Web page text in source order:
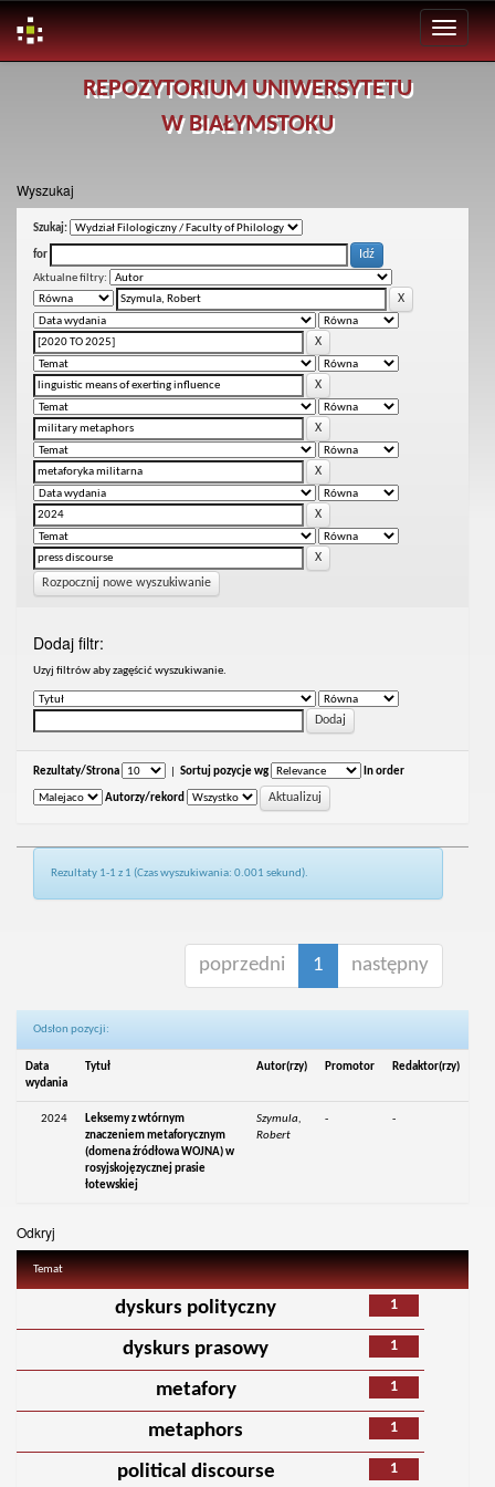
REPOZYTORIUM UNIWERSYTETU
W BIAŁYMSTOKU
Wyszukaj
Szukaj:
for
Aktualne filtry:
Rozpocznij nowe wyszukiwanie
Dodaj filtr:
Uzyj filtrów aby zagęścić wyszukiwanie.
Rezultaty/Strona Sortuj pozycje wg In order
Autorzy/rekord
Rezultaty 1-1 z 1 (Czas wyszukiwania: 0.001 sekund).
poprzedni 1 następny
Odsłon pozycji:
Data
wydania
Tytuł Autor(rzy) Promotor Redaktor(rzy)
2024
Leksemy z wtórnym
znaczeniem metaforycznym
(domena źródłowa WOJNA) w
rosyjskojęzycznej prasie
łotewskiej
Szymula,
Robert
- -
Odkryj
Temat
1
dyskurs polityczny
1
dyskurs prasowy
1
metafory
1
metaphors
1
political discourse